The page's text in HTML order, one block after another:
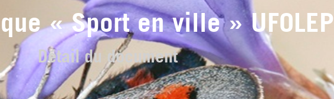
« Sport en ville » UFOLEP
Détail du document